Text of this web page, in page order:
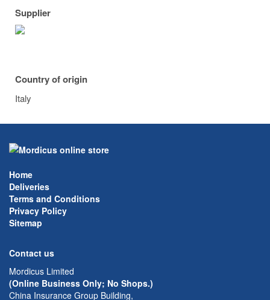
Supplier
Country of origin
Italy
Home
Deliveries
Terms and Conditions
Privacy Policy
Sitemap
Contact us
Mordicus Limited
(Online Business Only; No Shops.)
China Insurance Group Building,